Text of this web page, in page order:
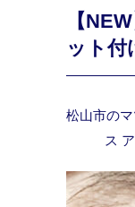
【
ット付
松山市の
ス